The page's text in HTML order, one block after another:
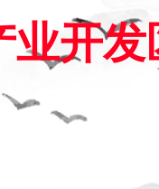
业开